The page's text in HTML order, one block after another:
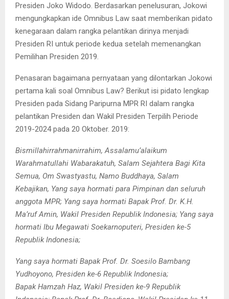
Presiden Joko Widodo. Berdasarkan penelusuran, Jokowi
mengungkapkan ide Omnibus Law saat memberikan pidato
kenegaraan dalam rangka pelantikan dirinya menjadi
Presiden RI untuk periode kedua setelah memenangkan
Pemilihan Presiden 2019.
Penasaran bagaimana pernyataan yang dilontarkan Jokowi
pertama kali soal Omnibus Law? Berikut isi pidato lengkap
Presiden pada Sidang Paripurna MPR RI dalam rangka
pelantikan Presiden dan Wakil Presiden Terpilih Periode
2019-2024 pada 20 Oktober. 2019:
Bismillahirrahmanirrahim, Assalamu’alaikum
Warahmatullahi Wabarakatuh, Salam Sejahtera Bagi Kita
Semua, Om Swastyastu, Namo Buddhaya, Salam
Kebajikan, Yang saya hormati para Pimpinan dan seluruh
anggota MPR; Yang saya hormati Bapak Prof. Dr. K.H.
Ma’ruf Amin, Wakil Presiden Republik Indonesia; Yang saya
hormati Ibu Megawati Soekarnoputeri, Presiden ke-5
Republik Indonesia;
Yang saya hormati Bapak Prof. Dr. Soesilo Bambang
Yudhoyono, Presiden ke-6 Republik Indonesia;
Bapak Hamzah Haz, Wakil Presiden ke-9 Republik